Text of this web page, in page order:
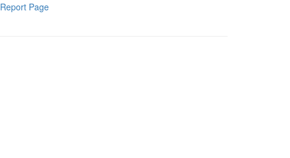
Report Page